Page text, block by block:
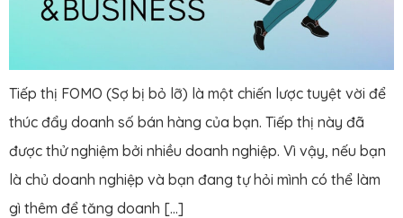
Tiếp thị FOMO (Sợ bị bỏ lỡ) là một chiến lược tuyệt vời để
thúc đẩy doanh số bán hàng của bạn. Tiếp thị này đã
được thử nghiệm bởi nhiều doanh nghiệp. Vì vậy, nếu bạn
là chủ doanh nghiệp và bạn đang tự hỏi mình có thể làm
gì thêm để tăng doanh […]